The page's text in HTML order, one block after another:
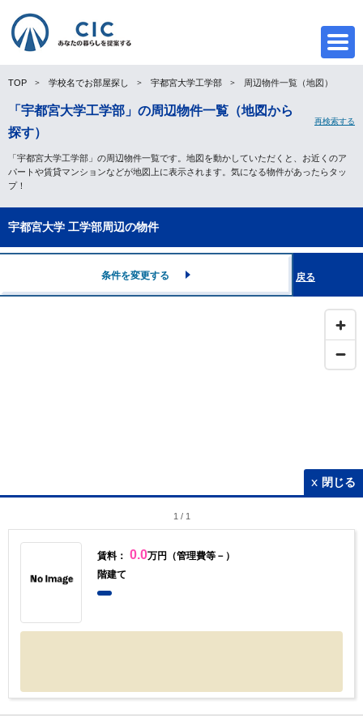
TOP 学校名でお部屋探し 宇都宮大学工学部 周辺物件一覧（地図）
「宇都宮大学工学部」の周辺物件一覧（地図から
探す）
再検索する
「宇都宮大学工学部」の周辺物件一覧です。地図を動かしていただくと、お近くのア
パートや賃貸マンションなどが地図上に表示されます。気になる物件があったらタッ
プ！
宇都宮大学 工学部周辺の物件
条件を変更する 戻る
閉じる
1 / 1
賃料： 0.0万円（管理費等－）
階建て
Copyright © CIC情報センター Group.Corporation All Rights Reserved.